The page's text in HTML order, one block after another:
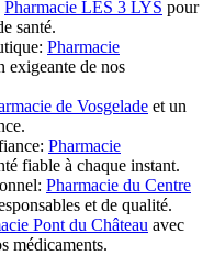
Pharmacie LES 3 LYS pour
santé.
Pharmacie
exigeante de nos
de Vosgelade et un
Pharmacie
fiable à chaque instant.
Pharmacie du Centre
et de qualité.
Pont du Château avec
médicaments.